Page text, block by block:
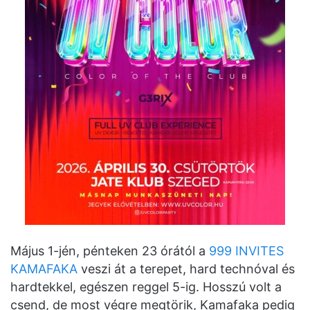
Május 1-jén, pénteken 23 órától a 999 INVITES
KAMAFAKA veszi át a terepet, hard technóval és
hardtekkel, egészen reggel 5-ig. Hosszú volt a
csend, de most végre megtörik, Kamafaka pedig